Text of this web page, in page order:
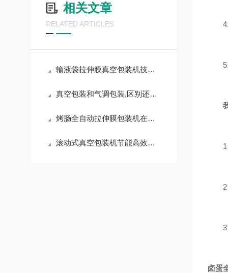
相关文章
RELATED ARTICLES
输液袋拉伸膜真空包装机技术特点
真空包装和气调包装,区别还是蛮大的
烤肠全自动拉伸膜包装机在餐饮业的应用
滚动式真空包装机节能高效，适用范围广
4.顶
5.独
1、
2、
3、
卤蛋